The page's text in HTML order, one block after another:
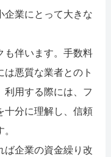
企業にとって大きな
も伴います。手数料
悪質な業者とのト
利用する際には、フ
十分に理解し、信頼
ば企業の資金繰り改